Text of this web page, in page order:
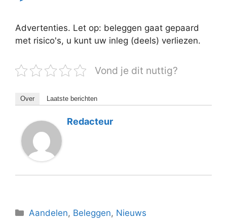
Advertenties. Let op: beleggen gaat gepaard
met risico's, u kunt uw inleg (deels) verliezen.
Vond je dit nuttig?
Over Laatste berichten
Redacteur
Categorieën
Aandelen, Beleggen, Nieuws